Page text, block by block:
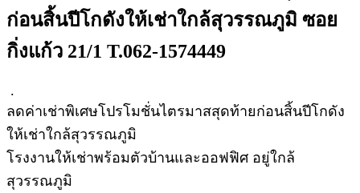
ก่อนสิ้นปีโกดังให้เช่าใกล้สุวรรณภูมิ ซอย
กิ่งแก้ว 21/1 T.062-1574449
.
ลดค่าเช่าพิเศษโปรโมชั่นไตรมาสสุดท้ายก่อนสิ้นปีโกดัง
ให้เช่าใกล้สุวรรณภูมิ
โรงงานให้เช่าพร้อมตัวบ้านและออฟฟิศ อยู่ใกล้
สุวรรณภูมิ